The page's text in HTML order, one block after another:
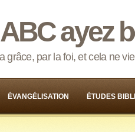
ayez
grâce, par la foi, et cela ne
ÉVANGÉLISATION ÉTUDES